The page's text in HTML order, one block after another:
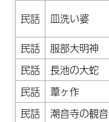
民話
皿洗い婆
民話
服部大明神
民話
長池の大蛇
民話
葦ヶ作
民話
潮音寺の観音